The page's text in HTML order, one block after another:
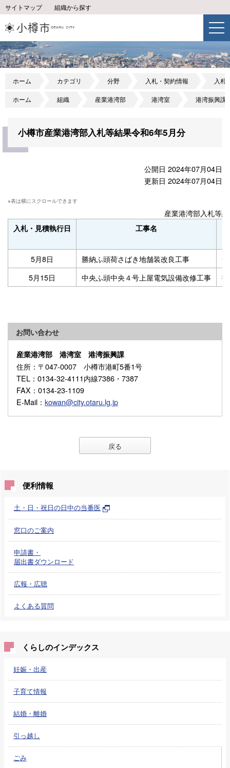
サイトマップ 組織から探す
ホーム カテゴリ 分野 入札・契約情報 入札
ホーム 組織 産業港湾部 港湾室 港湾振興課
小樽市産業港湾部入札等結果令和6年5月分
公開日 2024年07月04日
更新日 2024年07月04日
産業港湾部入札等
入札・見積執行日 工事名
5月8日 勝納ふ頭荷さばき地舗装改良工事
5月15日
中央ふ頭中央４号上屋電気設備改修工事
お問い合わせ
産業港湾部 港湾室 港湾振興課
住所 ：〒047-0007 小樽市港町5番1号
TEL ：0134-32-4111内線7386・7387
FAX ：0134-23-1109
E-Mail ： kowan@city.otaru.lg.jp
戻る
便利情報
土・日・祝日の日中の当番医
窓口のご案内
申請書・
届出書ダウンロード
広報・広聴
よくある質問
くらしのインデックス
妊娠・出産
子育て情報
結婚・離婚
引っ越し
ごみ